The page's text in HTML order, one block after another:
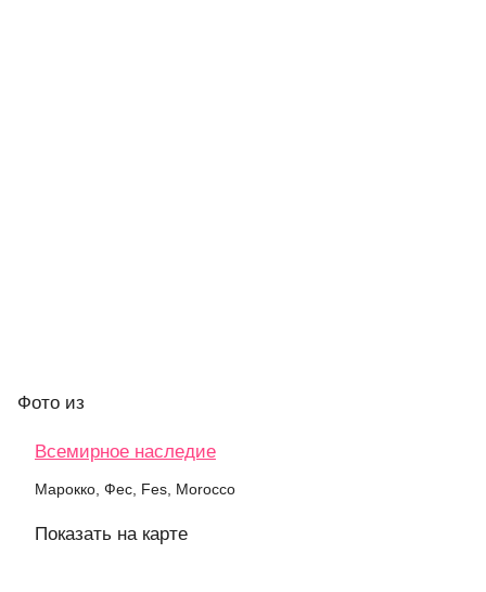
Фото из
Всемирное наследие
Марокко, Фес, Fes, Morocco
Показать на карте